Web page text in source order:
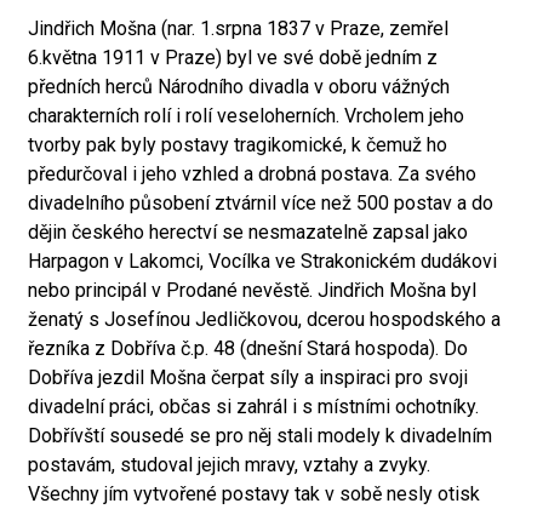
Jindřich Mošna (nar. 1.srpna 1837 v Praze, zemřel
6.května 1911 v Praze) byl ve své době jedním z
předních herců Národního divadla v oboru vážných
charakterních rolí i rolí veseloherních. Vrcholem jeho
tvorby pak byly postavy tragikomické, k čemuž ho
předurčoval i jeho vzhled a drobná postava. Za svého
divadelního působení ztvárnil více než 500 postav a do
dějin českého herectví se nesmazatelně zapsal jako
Harpagon v Lakomci, Vocílka ve Strakonickém dudákovi
nebo principál v Prodané nevěstě. Jindřich Mošna byl
ženatý s Josefínou Jedličkovou, dcerou hospodského a
řezníka z Dobříva č.p. 48 (dnešní Stará hospoda). Do
Dobříva jezdil Mošna čerpat síly a inspiraci pro svoji
divadelní práci, občas si zahrál i s místními ochotníky.
Dobřívští sousedé se pro něj stali modely k divadelním
postavám, studoval jejich mravy, vztahy a zvyky.
Všechny jím vytvořené postavy tak v sobě nesly otisk